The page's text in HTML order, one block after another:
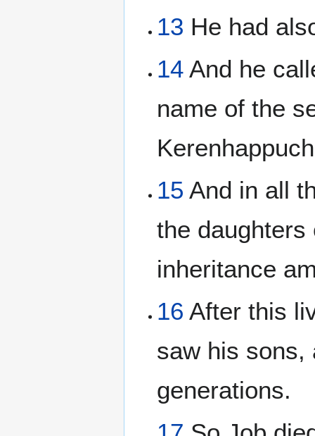
13 He had
14 And he
name of the
15 And in all
the
inheritance
16 After this
saw his sons,
generations.